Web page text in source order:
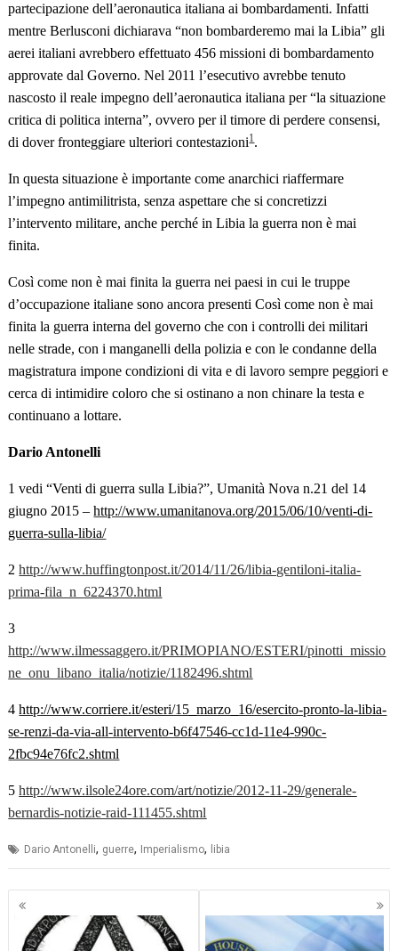
partecipazione dell’aeronautica italiana ai bombardamenti. Infatti
mentre Berlusconi dichiarava “non bombarderemo mai la Libia” gli
aerei italiani avrebbero effettuato 456 missioni di bombardamento
approvate dal Governo. Nel 2011 l’esecutivo avrebbe tenuto
nascosto il reale impegno dell’aeronautica italiana per “la situazione
critica di politica interna”, ovvero per il timore di perdere consensi,
di dover fronteggiare ulteriori contestazioni1.
In questa situazione è importante come anarchici riaffermare
l’impegno antimilitrista, senza aspettare che si concretizzi
l’intervento militare, anche perché in Libia la guerra non è mai
finita.
Così come non è mai finita la guerra nei paesi in cui le truppe
d’occupazione italiane sono ancora presenti Così come non è mai
finita la guerra interna del governo che con i controlli dei militari
nelle strade, con i manganelli della polizia e con le condanne della
magistratura impone condizioni di vita e di lavoro sempre peggiori e
cerca di intimidire coloro che si ostinano a non chinare la testa e
continuano a lottare.
Dario Antonelli
1 vedi “Venti di guerra sulla Libia?”, Umanità Nova n.21 del 14
giugno 2015 – http://www.umanitanova.org/2015/06/10/venti-di-
guerra-sulla-libia/
2http://www.huffingtonpost.it/2014/11/26/libia-gentiloni-italia-
prima-fila_n_6224370.html
3
http://www.ilmessaggero.it/PRIMOPIANO/ESTERI/pinotti_missio
ne_onu_libano_italia/notizie/1182496.shtml
4http://www.corriere.it/esteri/15_marzo_16/esercito-pronto-la-libia-
se-renzi-da-via-all-intervento-b6f47546-cc1d-11e4-990c-
2fbc94e76fc2.shtml
5http://www.ilsole24ore.com/art/notizie/2012-11-29/generale-
bernardis-notizie-raid-111455.shtml
Dario Antonelli, guerre, Imperialismo, libia
Navigazione
articoli